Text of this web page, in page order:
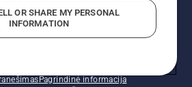
pardavėjui parduoti prekę. UAB
prekių vartotojams neparduoda,
Pagrindinė informacija
OR SHARE MY PERSONAL
INFORMATION